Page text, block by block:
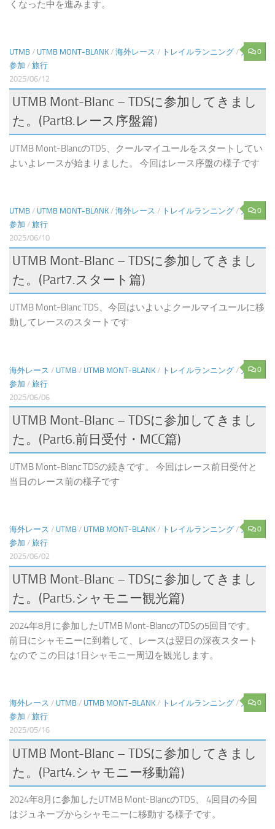
くなった中を進みます。
0
UTMB / UTMB MONT-BLANK / 海外レース / トレイルランニング /大会
参加 / 旅行
2025/06/12
UTMB Mont-Blanc – TDSに参加してきまし
た。(Part8.レース序盤篇)
UTMB Mont-BlancのTDS、クールマイユールをスタートしてい
よいよレースが始まりました。 今回はレース序盤の様子です
0
UTMB / UTMB MONT-BLANK / 海外レース / トレイルランニング /大会
参加 / 旅行
2025/06/10
UTMB Mont-Blanc – TDSに参加してきまし
た。(Part7.スタート篇)
UTMB Mont-Blanc TDS、今回はいよいよクールマイユールに移
動してレースのスタートです
0
海外レース / UTMB / UTMB MONT-BLANK / トレイルランニング /大会
参加 / 旅行
2025/06/06
UTMB Mont-Blanc – TDSに参加してきまし
た。(Part6.前日受付・MCC篇)
UTMB Mont-Blanc TDSの続きです。 今回はレース前日受付と
当日のレース前の様子です
0
海外レース / UTMB / UTMB MONT-BLANK / トレイルランニング /大会
参加 / 旅行
2025/06/02
UTMB Mont-Blanc – TDSに参加してきまし
た。(Part5.シャモニー観光篇)
2024年8月に参加したUTMB Mont-BlancのTDSの5回目です。
前日にシャモニーに到着して、レースは翌日の深夜スタート
なので この日は1日シャモニー周辺を観光します。
0
海外レース / UTMB / UTMB MONT-BLANK / トレイルランニング /大会
参加 / 旅行
2025/05/16
UTMB Mont-Blanc – TDSに参加してきまし
た。(Part4.シャモニー移動篇)
2024年8月に参加したUTMB Mont-BlancのTDS、 4回目の今回
はジュネーブからシャモニーに移動する様子です。